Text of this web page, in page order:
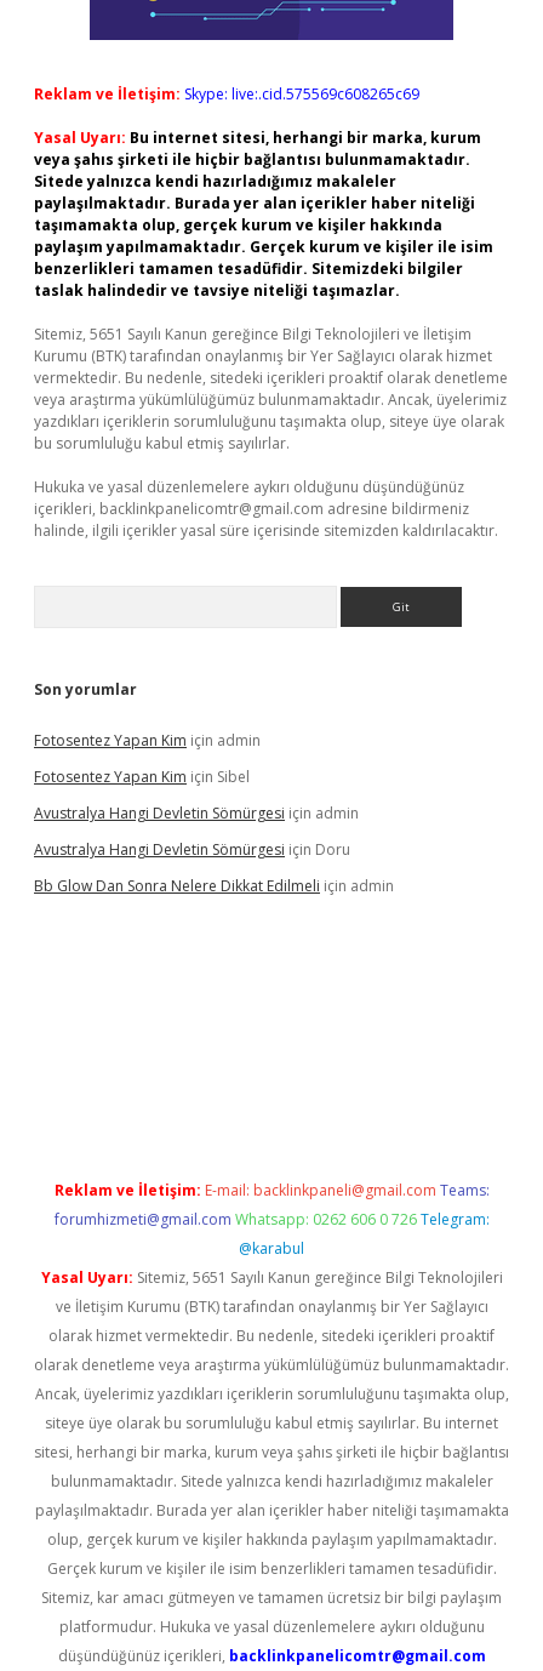
Reklam ve İletişim: Skype: live:.cid.575569c608265c69
Yasal Uyarı: Bu internet sitesi, herhangi bir marka, kurum
veya şahıs şirketi ile hiçbir bağlantısı bulunmamaktadır.
Sitede yalnızca kendi hazırladığımız makaleler
paylaşılmaktadır. Burada yer alan içerikler haber niteliği
taşımamakta olup, gerçek kurum ve kişiler hakkında
paylaşım yapılmamaktadır. Gerçek kurum ve kişiler ile isim
benzerlikleri tamamen tesadüfidir. Sitemizdeki bilgiler
taslak halindedir ve tavsiye niteliği taşımazlar.
Sitemiz, 5651 Sayılı Kanun gereğince Bilgi Teknolojileri ve İletişim
Kurumu (BTK) tarafından onaylanmış bir Yer Sağlayıcı olarak hizmet
vermektedir. Bu nedenle, sitedeki içerikleri proaktif olarak denetleme
veya araştırma yükümlülüğümüz bulunmamaktadır. Ancak, üyelerimiz
yazdıkları içeriklerin sorumluluğunu taşımakta olup, siteye üye olarak
bu sorumluluğu kabul etmiş sayılırlar.
Hukuka ve yasal düzenlemelere aykırı olduğunu düşündüğünüz
içerikleri, backlinkpanelicomtr@gmail.com adresine bildirmeniz
halinde, ilgili içerikler yasal süre içerisinde sitemizden kaldırılacaktır.
Son yorumlar
Fotosentez Yapan Kim için admin
Fotosentez Yapan Kim için Sibel
Avustralya Hangi Devletin Sömürgesi için admin
Avustralya Hangi Devletin Sömürgesi için Doru
Bb Glow Dan Sonra Nelere Dikkat Edilmeli için admin
Reklam ve İletişim: E-mail: backlinkpaneli@gmail.com Teams:
forumhizmeti@gmail.com Whatsapp: 0262 606 0 726 Telegram:
@karabul
Yasal Uyarı: Sitemiz, 5651 Sayılı Kanun gereğince Bilgi Teknolojileri
ve İletişim Kurumu (BTK) tarafından onaylanmış bir Yer Sağlayıcı
olarak hizmet vermektedir. Bu nedenle, sitedeki içerikleri proaktif
olarak denetleme veya araştırma yükümlülüğümüz bulunmamaktadır.
Ancak, üyelerimiz yazdıkları içeriklerin sorumluluğunu taşımakta olup,
siteye üye olarak bu sorumluluğu kabul etmiş sayılırlar. Bu internet
sitesi, herhangi bir marka, kurum veya şahıs şirketi ile hiçbir bağlantısı
bulunmamaktadır. Sitede yalnızca kendi hazırladığımız makaleler
paylaşılmaktadır. Burada yer alan içerikler haber niteliği taşımamakta
olup, gerçek kurum ve kişiler hakkında paylaşım yapılmamaktadır.
Gerçek kurum ve kişiler ile isim benzerlikleri tamamen tesadüfidir.
Sitemiz, kar amacı gütmeyen ve tamamen ücretsiz bir bilgi paylaşım
platformudur. Hukuka ve yasal düzenlemelere aykırı olduğunu
düşündüğünüz içerikleri, backlinkpanelicomtr@gmail.com